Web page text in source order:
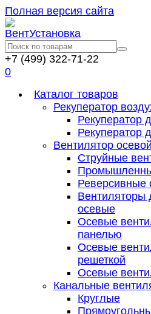
Полная версия сайта
+7 (499) 322-71-22
0
Каталог товаров
Рекуператор
Рекуператор
Рекуператор
Вентилятор осевой
Струйные
Реверсивные
Вентиляторы
осевые
Осевые
панелью
Осевые
решеткой
Осевые
Канальные
Круглые